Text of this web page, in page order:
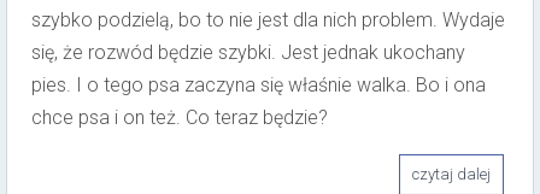
szybko podzielą, bo to nie jest dla nich problem. Wydaje
się, że rozwód będzie szybki. Jest jednak ukochany
pies. I o tego psa zaczyna się właśnie walka. Bo i ona
chce psa i on też. Co teraz będzie?
czytaj dalej